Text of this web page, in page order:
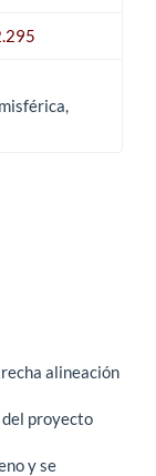
alineación
proyecto
y se